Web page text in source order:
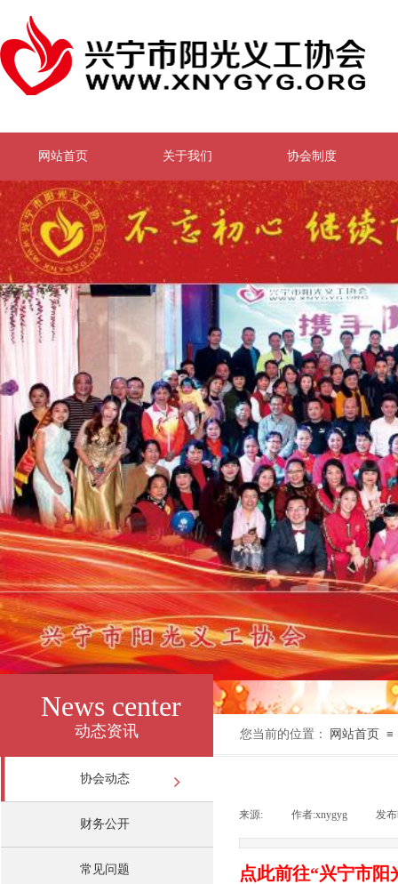
网站首页 关于我们 协会制度
News center
动态资讯 您当前的位置： 网站首页 ≡
协会动态
财务公开
常见问题
来源: 作者:xnygyg 发
点此前往“兴宁市